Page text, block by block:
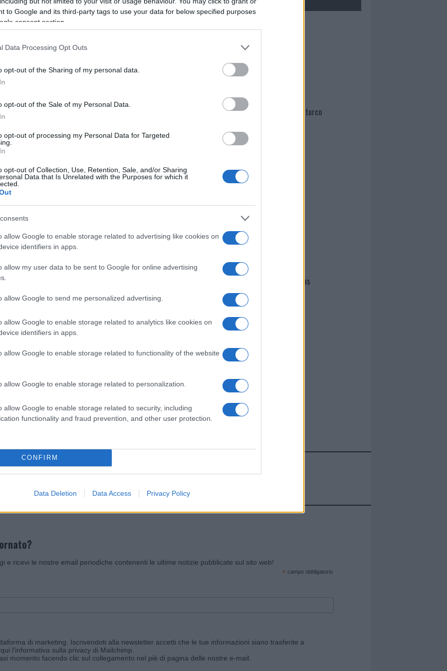
to Google and its third-party tags to use your data for below specified purposes
consent section.
Data Processing Opt Outs
opt-out of the Sharing of my personal data.
opt-out of the Sale of my Personal Data.
opt-out of processing my Personal Data for Targeted
opt-out of Collection, Use, Retention, Sale, and/or Sharing
Data that Is Unrelated with the Purposes for which it
allow Google to enable storage related to advertising like cookies on
identifiers in apps.
allow my user data to be sent to Google for online advertising
allow Google to send me personalized advertising.
allow Google to enable storage related to analytics like cookies on
identifiers in apps.
allow Google to enable storage related to functionality of the website
allow Google to enable storage related to personalization.
allow Google to enable storage related to security, including
functionality and fraud prevention, and other user protection.
CONFIRM
Data Deletion Data Access Privacy Policy
nella sezione
di GalluraOggi.it
i tuoi video e le tue foto
+39 345 356 7512
news daGoogle News
Prossimo articolo
Mario Malu
Paolo Pinna
Martina Agostina Diturco
I nostri cari
Giovannimaria Cabras
e ricevi le nostre email periodiche contenenti le ultime notizie pubblicate sul sito web!
* campo obbligatorio
di marketing. Iscrivendoti alla newsletter accetti che le tue informazioni siano trasferite a
l'informativa sulla privacy di Mailchimp
momento facendo clic sul collegamento nel piè di pagina delle nostre e-mail.